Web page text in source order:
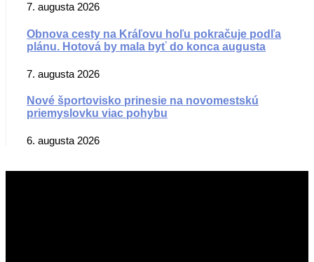
7. augusta 2026
Obnova cesty na Kráľovu hoľu pokračuje podľa
plánu. Hotová by mala byť do konca augusta
7. augusta 2026
Nové športovisko prinesie na novomestskú
priemyslovku viac pohybu
6. augusta 2026